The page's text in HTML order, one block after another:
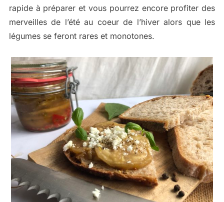
rapide à préparer et vous pourrez encore profiter des
merveilles de l’été au coeur de l’hiver alors que les
légumes se feront rares et monotones.